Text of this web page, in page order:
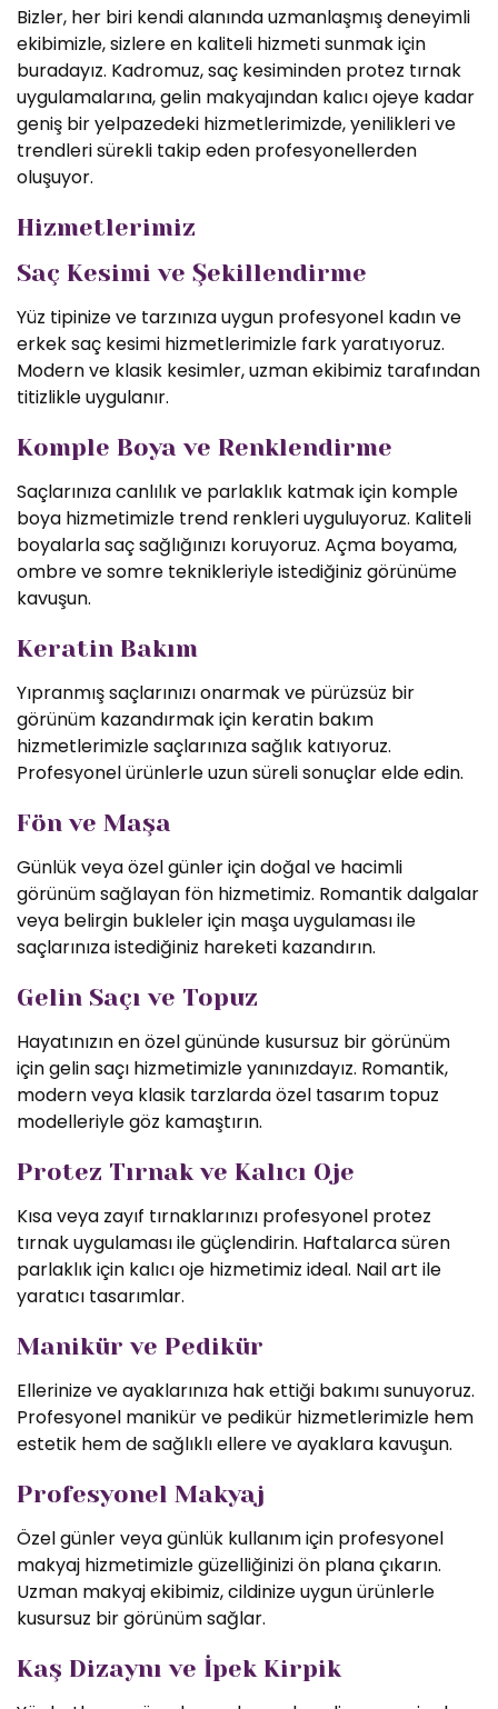
Bizler, her biri kendi alanında uzmanlaşmış deneyimli
ekibimizle, sizlere en kaliteli hizmeti sunmak için
buradayız. Kadromuz, saç kesiminden protez tırnak
uygulamalarına, gelin makyajından kalıcı ojeye kadar
geniş bir yelpazedeki hizmetlerimizde, yenilikleri ve
trendleri sürekli takip eden profesyonellerden
oluşuyor.
Hizmetlerimiz
Saç Kesimi ve Şekillendirme
Yüz tipinize ve tarzınıza uygun profesyonel kadın ve
erkek saç kesimi hizmetlerimizle fark yaratıyoruz.
Modern ve klasik kesimler, uzman ekibimiz tarafından
titizlikle uygulanır.
Komple Boya ve Renklendirme
Saçlarınıza canlılık ve parlaklık katmak için komple
boya hizmetimizle trend renkleri uyguluyoruz. Kaliteli
boyalarla saç sağlığınızı koruyoruz. Açma boyama,
ombre ve somre teknikleriyle istediğiniz görünüme
kavuşun.
Keratin Bakım
Yıpranmış saçlarınızı onarmak ve pürüzsüz bir
görünüm kazandırmak için keratin bakım
hizmetlerimizle saçlarınıza sağlık katıyoruz.
Profesyonel ürünlerle uzun süreli sonuçlar elde edin.
Fön ve Maşa
Günlük veya özel günler için doğal ve hacimli
görünüm sağlayan fön hizmetimiz. Romantik dalgalar
veya belirgin bukleler için maşa uygulaması ile
saçlarınıza istediğiniz hareketi kazandırın.
Gelin Saçı ve Topuz
Hayatınızın en özel gününde kusursuz bir görünüm
için gelin saçı hizmetimizle yanınızdayız. Romantik,
modern veya klasik tarzlarda özel tasarım topuz
modelleriyle göz kamaştırın.
Protez Tırnak ve Kalıcı Oje
Kısa veya zayıf tırnaklarınızı profesyonel protez
tırnak uygulaması ile güçlendirin. Haftalarca süren
parlaklık için kalıcı oje hizmetimiz ideal. Nail art ile
yaratıcı tasarımlar.
Manikür ve Pedikür
Ellerinize ve ayaklarınıza hak ettiği bakımı sunuyoruz.
Profesyonel manikür ve pedikür hizmetlerimizle hem
estetik hem de sağlıklı ellere ve ayaklara kavuşun.
Profesyonel Makyaj
Özel günler veya günlük kullanım için profesyonel
makyaj hizmetimizle güzelliğinizi ön plana çıkarın.
Uzman makyaj ekibimiz, cildinize uygun ürünlerle
kusursuz bir görünüm sağlar.
Kaş Dizaynı ve İpek Kirpik